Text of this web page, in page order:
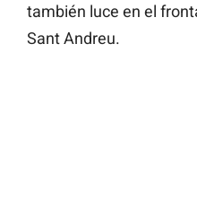
también luce en el
Sant Andreu.